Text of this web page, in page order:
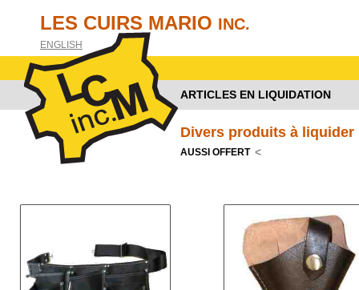
LES CUIRS MARIO INC.
ENGLISH
ARTICLES EN LIQUIDATION
Divers produits à liquider
AUSSI OFFERT <